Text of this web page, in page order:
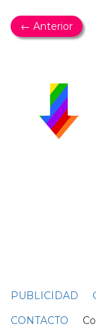
← Anterior
PUBLICIDAD
CONTACTO